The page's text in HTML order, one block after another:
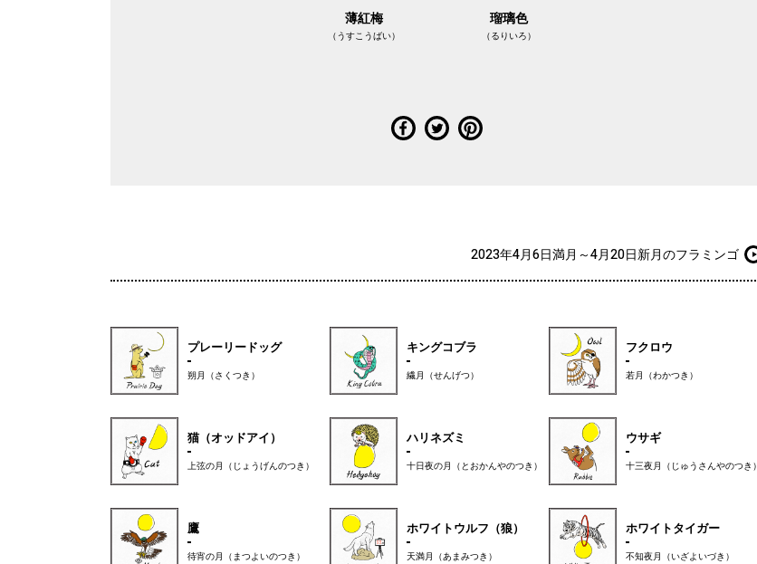
薄紅梅
（うすこうばい）
瑠璃色
（るりいろ）
2023年4月6日満月～4月20日新月のフラミンゴ
プレーリードッグ
朔月（さくつき）
キングコブラ
繊月（せんげつ）
フクロウ
若月（わかつき）
猫（オッドアイ）
上弦の月（じょうげんのつき）
ハリネズミ
十日夜の月（とおかんやのつき）
ウサギ
十三夜月（じゅうさんやのつき）
鷹
待宵の月（まつよいのつき）
ホワイトウルフ（狼）
天満月（あまみつき）
ホワイトタイガー
不知夜月（いざよいづき）